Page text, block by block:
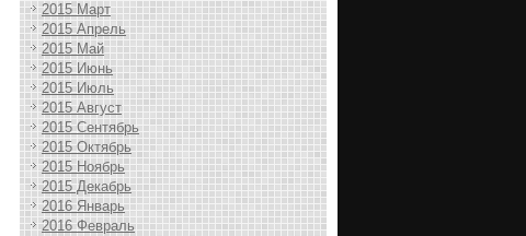
2015 Март
2015 Апрель
2015 Май
2015 Июнь
2015 Июль
2015 Август
2015 Сентябрь
2015 Октябрь
2015 Ноябрь
2015 Декабрь
2016 Январь
2016 Февраль